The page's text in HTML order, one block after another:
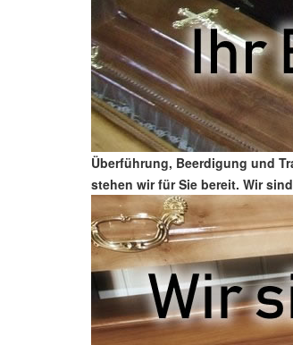
Überführung, Beerdigung und
stehen wir für Sie bereit. Wir